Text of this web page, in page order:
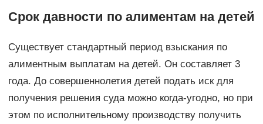
Срок давности по алиментам на детей
Существует стандартный период взыскания по
алиментным выплатам на детей. Он составляет 3
года. До совершеннолетия детей подать иск для
получения решения суда можно когда-угодно, но при
этом по исполнительному производству получить